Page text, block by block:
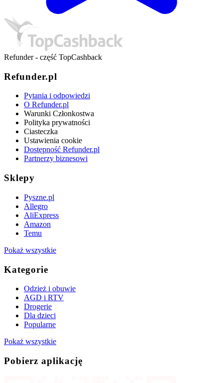
Refunder - część TopCashback
Refunder.pl
Pytania i odpowiedzi
O Refunder.pl
Warunki Członkostwa
Polityka prywatności
Ciasteczka
Ustawienia cookie
Dostępność Refunder.pl
Partnerzy biznesowi
Sklepy
Pyszne.pl
Allegro
AliExpress
Amazon
Temu
Pokaż wszystkie
Kategorie
Odzież i obuwie
AGD i RTV
Drogerie
Dla dzieci
Popularne
Pokaż wszystkie
Pobierz aplikację